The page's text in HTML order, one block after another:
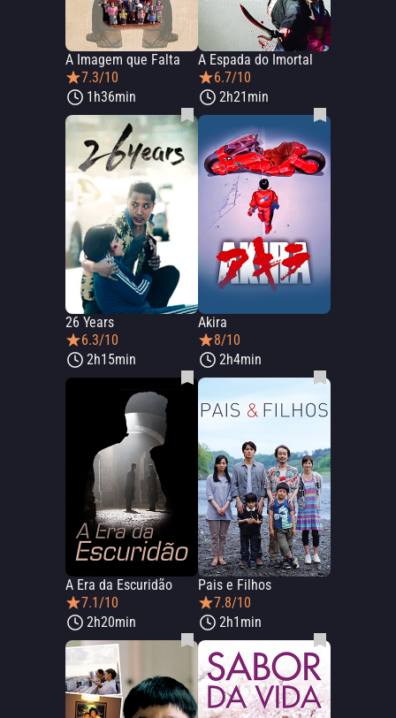
A Imagem que Falta
7.3/10
1h36min
A Espada do Imortal
6.7/10
2h21min
26 Years
6.3/10
2h15min
Akira
8/10
2h4min
A Era da Escuridão
7.1/10
2h20min
Pais e Filhos
7.8/10
2h1min